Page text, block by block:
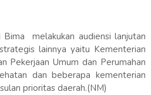
melakukan audiensi lanjutan
lainnya yaitu Kementerian
Pekerjaan Umum dan Perumahan
dan beberapa kementerian
prioritas daerah.(NM)